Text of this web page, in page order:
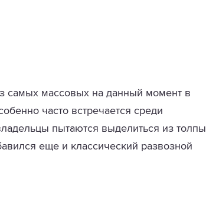
самых массовых на данный момент в
часто встречается среди
пытаются выделиться из толпы
еще и классический развозной